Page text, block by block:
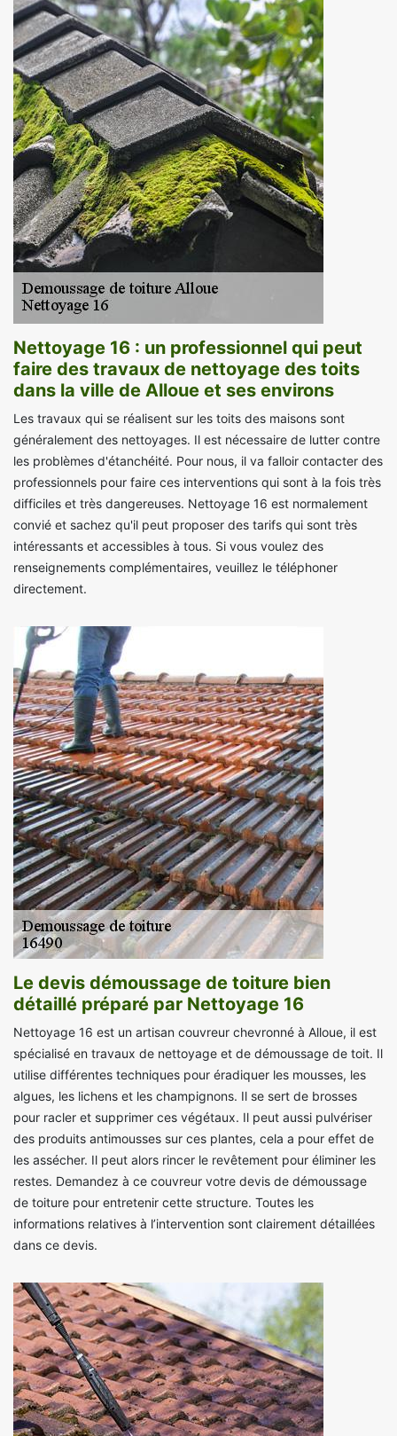
Nettoyage 16 : un professionnel qui peut
faire des travaux de nettoyage des toits
dans la ville de Alloue et ses environs
Les travaux qui se réalisent sur les toits des maisons sont
généralement des nettoyages. Il est nécessaire de lutter contre
les problèmes d'étanchéité. Pour nous, il va falloir contacter des
professionnels pour faire ces interventions qui sont à la fois très
difficiles et très dangereuses. Nettoyage 16 est normalement
convié et sachez qu'il peut proposer des tarifs qui sont très
intéressants et accessibles à tous. Si vous voulez des
renseignements complémentaires, veuillez le téléphoner
directement.
Le devis démoussage de toiture bien
détaillé préparé par Nettoyage 16
Nettoyage 16 est un artisan couvreur chevronné à Alloue, il est
spécialisé en travaux de nettoyage et de démoussage de toit. Il
utilise différentes techniques pour éradiquer les mousses, les
algues, les lichens et les champignons. Il se sert de brosses
pour racler et supprimer ces végétaux. Il peut aussi pulvériser
des produits antimousses sur ces plantes, cela a pour effet de
les assécher. Il peut alors rincer le revêtement pour éliminer les
restes. Demandez à ce couvreur votre devis de démoussage
de toiture pour entretenir cette structure. Toutes les
informations relatives à l’intervention sont clairement détaillées
dans ce devis.